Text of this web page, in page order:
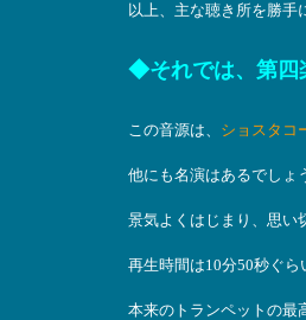
以上、主な聴き所を勝手
◆それでは、第四
この音源は、 ショスタコ
他にも名演はあるでしょ
景気よくはじまり、思い
再生時間は10分50秒ぐ
本来のトランペットの最